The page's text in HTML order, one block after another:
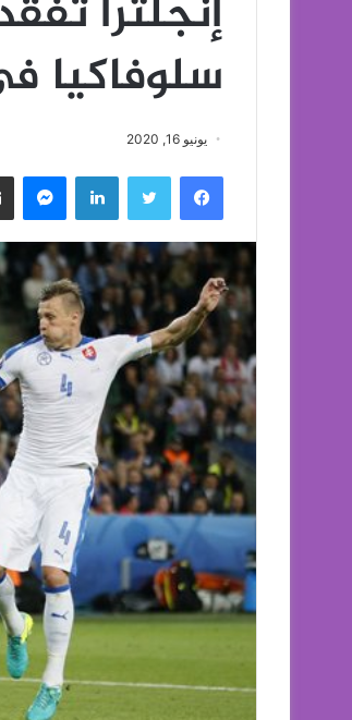
إنجلترا
سلوفاكيا في
يونيو 16, 2020
فيسبوك تويتر لينكدإن